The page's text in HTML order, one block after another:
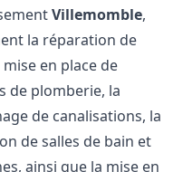
Villemomble,
la réparation de
en place de
de plomberie, la
de canalisations, la
de salles de bain et
ainsi que la mise en